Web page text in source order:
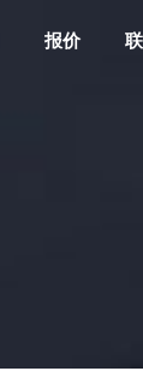
报价